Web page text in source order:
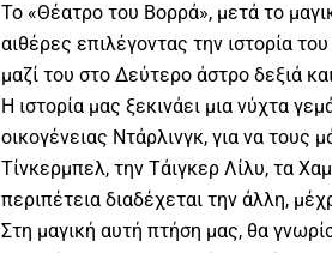
Το «Θέατρο του Βορρά», μετά το
αιθέρες επιλέγοντας την ιστορία
μαζί του στο Δεύτερο άστρο δεξιά
Η ιστορία μας ξεκινάει μια νύχτα
οικογένειας Ντάρλινγκ, για να τους
Τίνκερμπελ, την Τάιγκερ Λίλυ, τα
περιπέτεια διαδέχεται την άλλη,
Στη μαγική αυτή πτήση μας, θα